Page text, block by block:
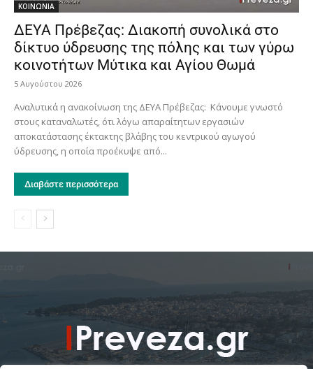
ΚΟΙΝΩΝΙΑ
ΔΕΥΑ Πρέβεζας: Διακοπή συνολικά στο
δίκτυο ύδρευσης της πόλης και των γύρω
κοινοτήτων Μύτικα και Αγίου Θωμά
5 Αυγούστου 2026
Αναλυτικά η ανακοίνωση της ΔΕΥΑ Πρέβεζας: Κάνουμε γνωστό
στους καταναλωτές, ότι λόγω απαραίτητων εργασιών
αποκατάστασης έκτακτης βλάβης του κεντρικού αγωγού
ύδρευσης, η οποία προέκυψε από...
Διαβάστε περισσότερα